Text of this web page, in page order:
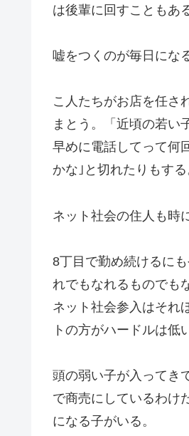
は後輩に回すこともあ
嘘をつくのが毎日にな
こ人たちがお店を任さ
まとう。「近頃の若い
早めに電話してって何
かな｣と切れたりもする
ネット社会の住人も時
8丁目で勤め続けるに
れでもなれるものでも
ネット社会参入はそれ
トの方がハードルは低
頭の弱い子が入ってき
で商売にしているわけ
になる子がいる。